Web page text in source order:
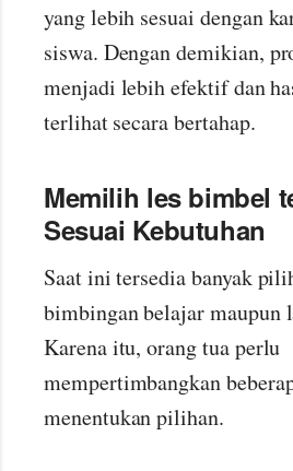
yang lebih sesuai dengan
siswa. Dengan demikian,
menjadi lebih efektif dan
terlihat secara bertahap.
Memilih les bimbel
Sesuai Kebutuhan
Saat ini tersedia banyak
bimbingan belajar maupun
Karena itu, orang tua perlu
mempertimbangkan
menentukan pilihan.